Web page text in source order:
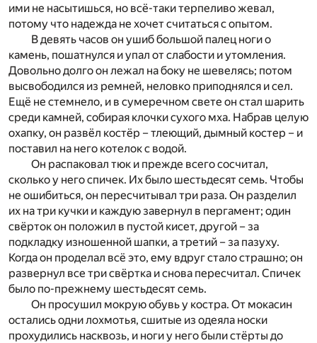
ими не насытишься, но всё-таки терпеливо жевал,
потому что надежда не хочет считаться с опытом.
В девять часов он ушиб большой палец ноги о
камень, пошатнулся и упал от слабости и утомления.
Довольно долго он лежал на боку не шевелясь; потом
высвободился из ремней, неловко приподнялся и сел.
Ещё не стемнело, и в сумеречном свете он стал шарить
среди камней, собирая клочки сухого мха. Набрав целую
охапку, он развёл костёр – тлеющий, дымный костер – и
поставил на него котелок с водой.
Он распаковал тюк и прежде всего сосчитал,
сколько у него спичек. Их было шестьдесят семь. Чтобы
не ошибиться, он пересчитывал три раза. Он разделил
их на три кучки и каждую завернул в пергамент; один
свёрток он положил в пустой кисет, другой – за
подкладку изношенной шапки, а третий – за пазуху.
Когда он проделал всё это, ему вдруг стало страшно; он
развернул все три свёртка и снова пересчитал. Спичек
было по-прежнему шестьдесят семь.
Он просушил мокрую обувь у костра. От мокасин
остались одни лохмотья, сшитые из одеяла носки
прохудились насквозь, и ноги у него были стёрты до